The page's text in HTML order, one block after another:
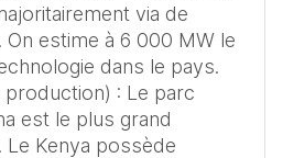
via de
estime à 6 000 MW le
dans le pays.
production) : Le parc
est le plus grand
Le Kenya possède